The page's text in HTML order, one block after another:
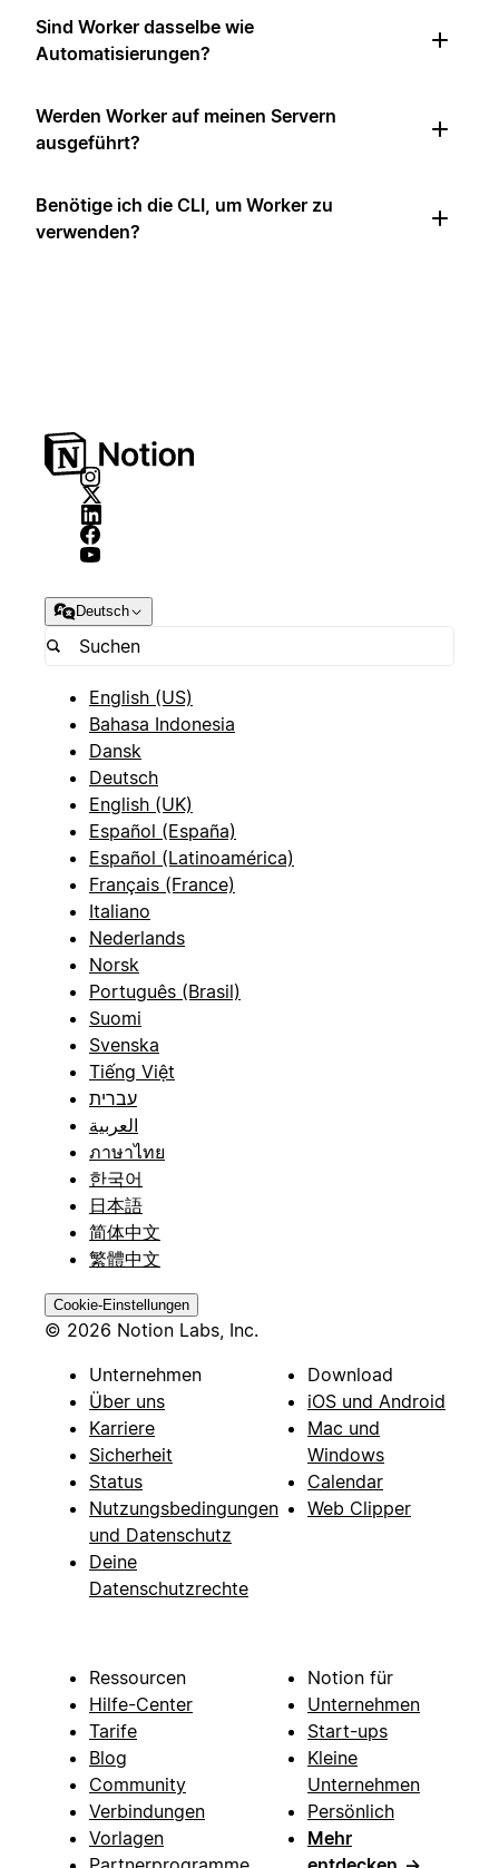
Sind Worker dasselbe wie
Automatisierungen?
Werden Worker auf meinen Servern
ausgeführt?
Benötige ich die CLI, um Worker zu
verwenden?
Deutsch
English (US)
Bahasa Indonesia
Dansk
Deutsch
English (UK)
Español (España)
Español (Latinoamérica)
Français (France)
Italiano
Nederlands
Norsk
Português (Brasil)
Suomi
Svenska
Tiếng Việt
עברית
العربية
ภาษาไทย
한국어
日本語
简体中文
繁體中文
Cookie-Einstellungen
© 2026 Notion Labs, Inc.
Unternehmen
Über uns
Karriere
Sicherheit
Status
Nutzungsbedingungen
und Datenschutz
Deine
Datenschutzrechte
Download
iOS und Android
Mac und
Windows
Calendar
Web Clipper
Ressourcen
Hilfe-Center
Tarife
Blog
Community
Verbindungen
Vorlagen
Notion für
Unternehmen
Start-ups
Kleine
Unternehmen
Persönlich
Mehr